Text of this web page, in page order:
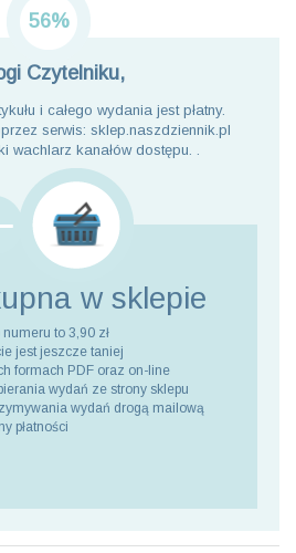
56%
Czytelniku,
i całego wydania jest płatny.
serwis: sklep.naszdziennik.pl
wachlarz kanałów dostępu. .
w sklepie
to 3,90 zł
jest jeszcze taniej
formach PDF oraz on-line
wydań ze strony sklepu
wydań drogą mailową
płatności